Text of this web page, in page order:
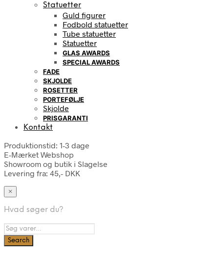
Statuetter
Guld figurer
Fodbold statuetter
Tube statuetter
Statuetter
GLAS AWARDS
SPECIAL AWARDS
FADE
SKJOLDE
ROSETTER
PORTEFØLJE
Skjolde
PRISGARANTI
Kontakt
Produktionstid: 1-3 dage
E-Mærket Webshop
Showroom og butik i Slagelse
Levering fra: 45,- DKK
×
Hvad søger du?